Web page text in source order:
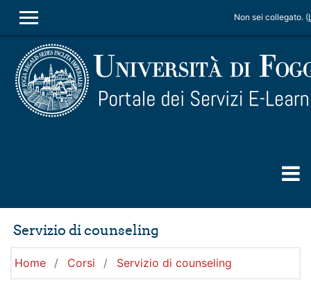
PANNELLO LATERALE
Non sei collegato. (
Servizio di counseling
Home Corsi Servizio di counseling